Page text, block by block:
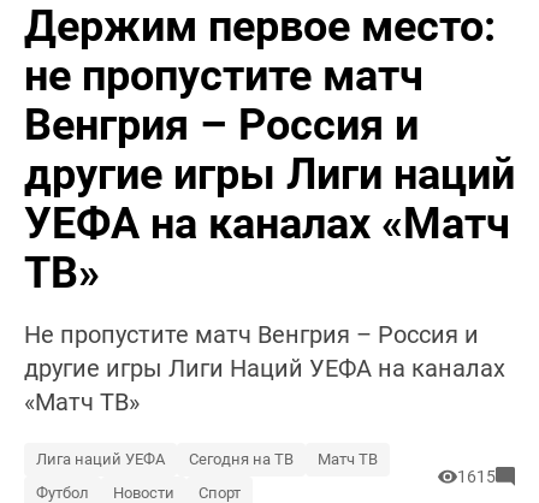
Держим первое место:
не пропустите матч
Венгрия – Россия и
другие игры Лиги наций
УЕФА на каналах «Матч
ТВ»
Не пропустите матч Венгрия – Россия и
другие игры Лиги Наций УЕФА на каналах
«Матч ТВ»
Лига наций УЕФА Сегодня на ТВ
Матч ТВ
Футбол
Новости Спорт
1615